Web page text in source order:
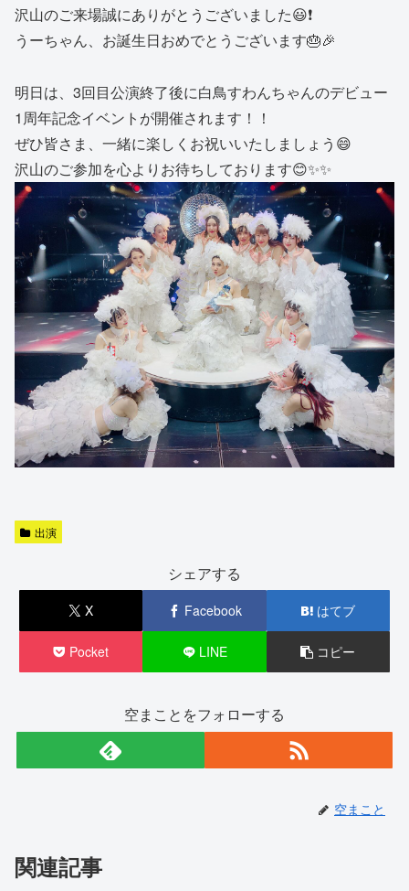
沢山のご来場誠にありがとうございました😃❗️
うーちゃん、お誕生日おめでとうございます🎂🎉
明日は、3回目公演終了後に白鳥すわんちゃんのデビュー
1周年記念イベントが開催されます！！
ぜひ皆さま、一緒に楽しくお祝いいたしましょう😄
沢山のご参加を心よりお待ちしております😊✨✨
出演
シェアする
X Facebook はてブ
Pocket LINE コピー
空まことをフォローする
空まこと
関連記事